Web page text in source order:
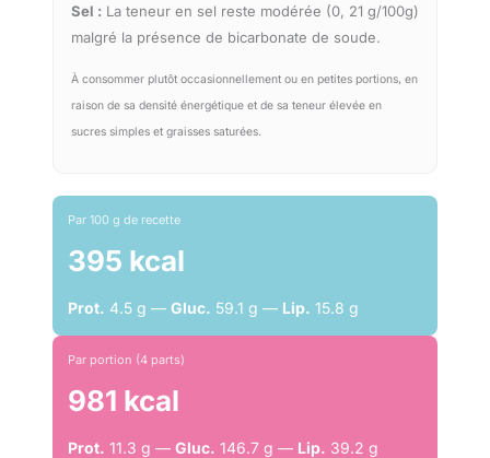
Sel : La teneur en sel reste modérée (0, 21 g/100g)
malgré la présence de bicarbonate de soude.
À consommer plutôt occasionnellement ou en petites portions, en
raison de sa densité énergétique et de sa teneur élevée en
sucres simples et graisses saturées.
Par 100 g de recette
395 kcal
Prot. 4.5 g — Gluc. 59.1 g — Lip. 15.8 g
Par portion (4 parts)
981 kcal
Prot. 11.3 g — Gluc. 146.7 g — Lip. 39.2 g